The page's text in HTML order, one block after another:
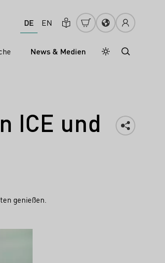
DE EN
News & Medien Tagesmodus
Nachtmodus
ICE und
genießen.